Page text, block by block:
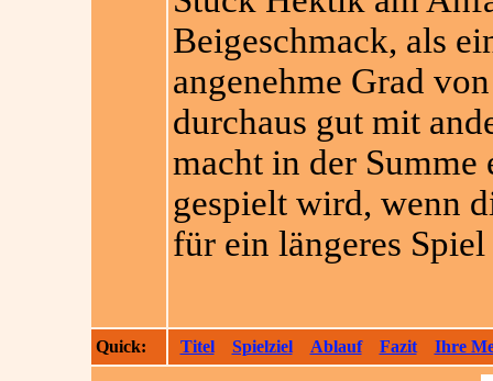
Beigeschmack, als
angenehme Grad
durchaus gut mit
macht in der Summe
gespielt wird, wenn
für ein längeres
Quick: Titel Spielziel Ablauf Fazit Ihre